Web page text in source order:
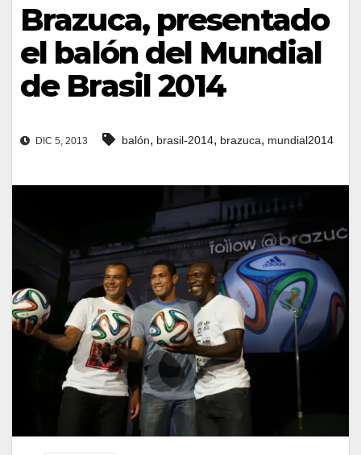
Brazuca, presentado
el balón del Mundial
de Brasil 2014
DIC 5, 2013 balón, brasil-2014, brazuca, mundial2014